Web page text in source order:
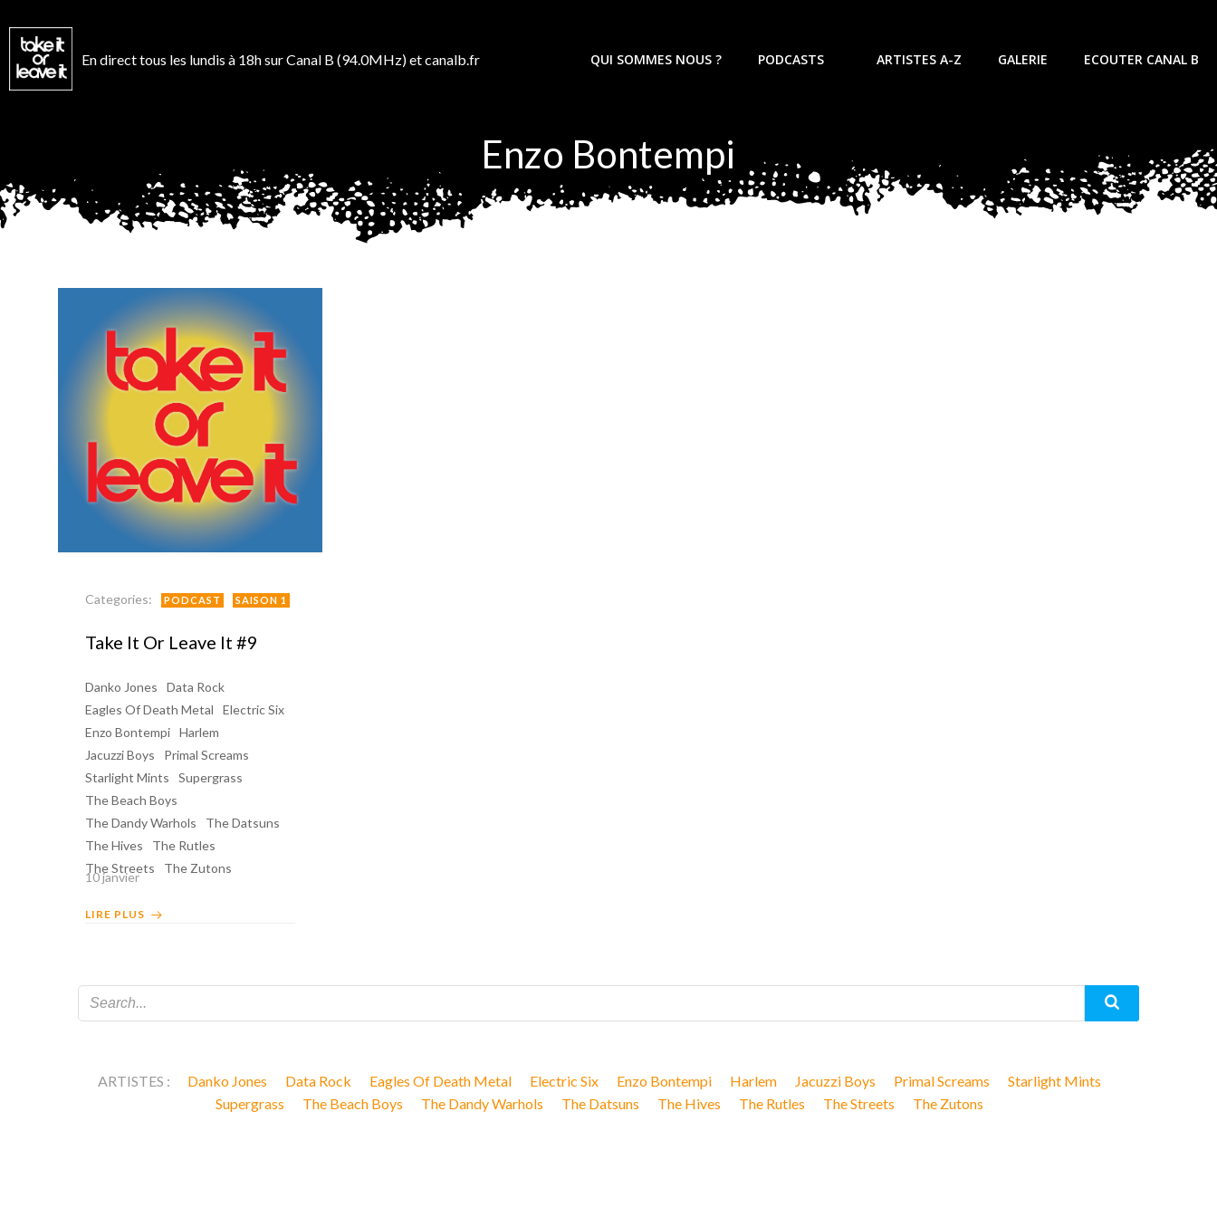
au
contenu
En direct tous les lundis à 18h sur Canal B (94.0MHz) et canalb.fr QUI SOMMES NOUS ? PODCASTS ARTISTES A-Z GALERIE ECOUTER CANAL B
Enzo Bontempi
Categories: PODCAST SAISON 1
Take It Or Leave It #9
Danko Jones
Data Rock
Eagles Of Death Metal
Electric Six
Enzo Bontempi Harlem
Jacuzzi Boys
Primal Screams
Starlight Mints
Supergrass
The Beach Boys
The Dandy Warhols
The Datsuns
The Hives
The Rutles
The Streets
The Zutons
10 janvier
LIRE PLUS
ARTISTES : Danko Jones Data Rock Eagles Of Death Metal Electric Six Enzo Bontempi Harlem Jacuzzi Boys Primal Screams
Starlight Mints
Supergrass
The Beach Boys The Dandy Warhols The Datsuns The Hives The Rutles The Streets The Zutons